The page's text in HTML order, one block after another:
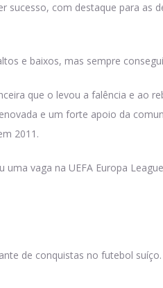
sucesso, com destaque para as
e baixos, mas sempre
que o levou a falência e ao
e um forte apoio da
2011.
uma vaga na UEFA Europa
de conquistas no futebol